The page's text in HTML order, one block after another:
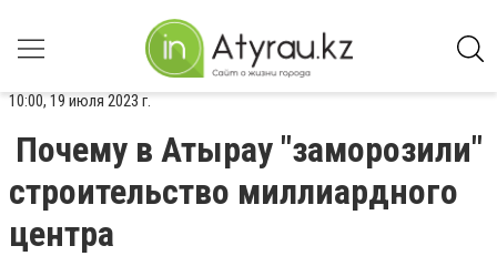
10:00, 19 июля 2023 г.
Почему в Атырау "заморозили"
строительство миллиардного
центра